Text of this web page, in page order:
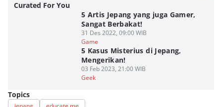
Curated For You
5 Artis Jepang yang juga Gamer,
Sangat Berbakat!
31 Des 2022, 09:00 WIB
Game
5 Kasus Misterius di Jepang,
Mengerikan!
03 Feb 2023, 21:00 WIB
Geek
Topics